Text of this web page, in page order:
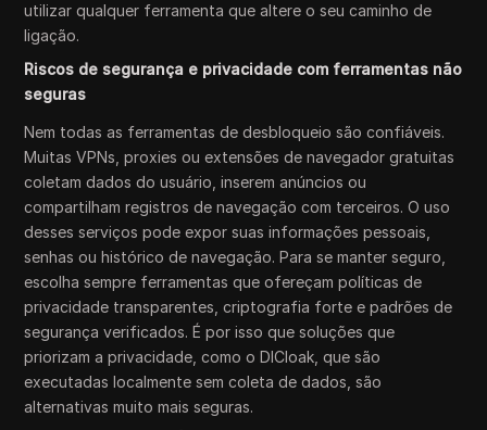
utilizar qualquer ferramenta que altere o seu caminho de
ligação.
Riscos de segurança e privacidade com ferramentas não
seguras
Nem todas as ferramentas de desbloqueio são confiáveis.
Muitas VPNs, proxies ou extensões de navegador gratuitas
coletam dados do usuário, inserem anúncios ou
compartilham registros de navegação com terceiros. O uso
desses serviços pode expor suas informações pessoais,
senhas ou histórico de navegação. Para se manter seguro,
escolha sempre ferramentas que ofereçam políticas de
privacidade transparentes, criptografia forte e padrões de
segurança verificados. É por isso que soluções que
priorizam a privacidade, como o DICloak, que são
executadas localmente sem coleta de dados, são
alternativas muito mais seguras.